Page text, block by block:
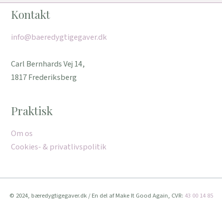
Kontakt
info@baeredygtigegaver.dk
Carl Bernhards Vej 14,
1817 Frederiksberg
Praktisk
Om os
Cookies- & privatlivspolitik
© 2024, bæredygtigegaver.dk / En del af Make It Good Again, CVR: 43 00 14 85